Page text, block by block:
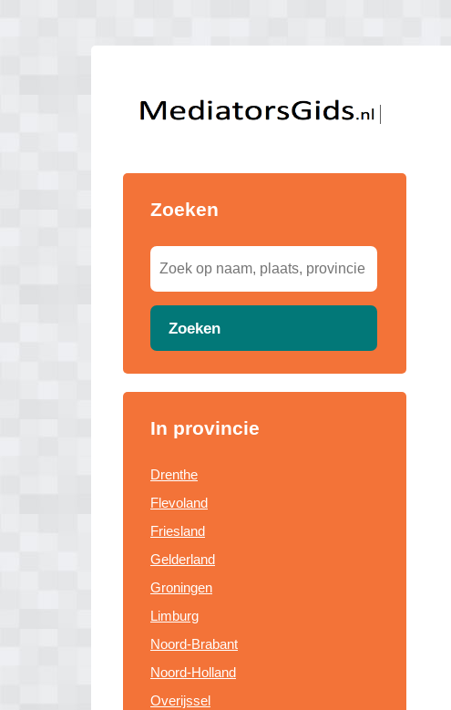
Zoeken
Zoeken
In provincie
Drenthe
Flevoland
Friesland
Gelderland
Groningen
Limburg
Noord-Brabant
Noord-Holland
Overijssel